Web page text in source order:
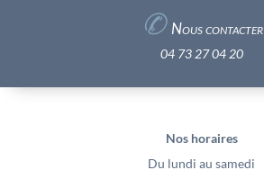
✆ Nous contacter
04 73 27 04 20
Nos horaires
Du lundi au samedi